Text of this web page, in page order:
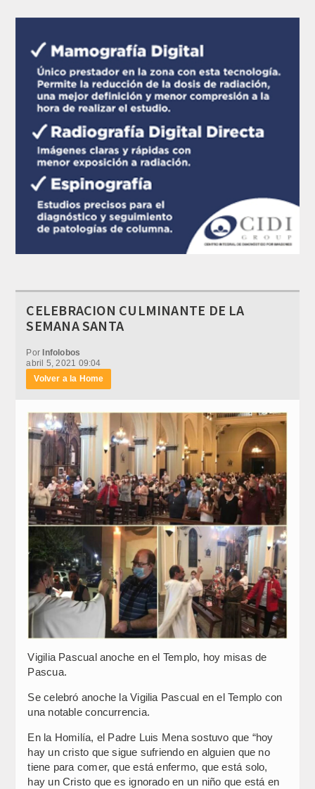
CELEBRACION CULMINANTE DE LA
SEMANA SANTA
PorInfolobos
abril 5, 2021 09:04
Volver a la Home
Vigilia Pascual anoche en el Templo, hoy misas de
Pascua.
Se celebró anoche la Vigilia Pascual en el Templo con
una notable concurrencia.
En la Homilía, el Padre Luis Mena sostuvo que “hoy
hay un cristo que sigue sufriendo en alguien que no
tiene para comer, que está enfermo, que está solo,
hay un Cristo que es ignorado en un niño que está en